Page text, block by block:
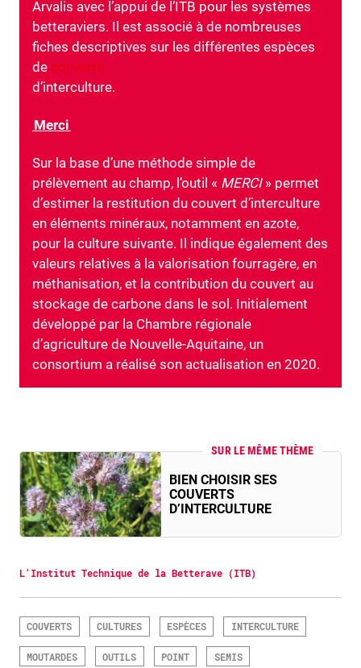
Arvalis avec l’appui de l’ITB pour les systèmes
betteraviers. Il est associé à de nombreuses
fiches descriptives sur les différentes espèces
de couverts
d’interculture.
Merci
Sur la base d’une méthode simple de
prélèvement au champ, l’outil « MERCI» permet
d’estimer la restitution du couvert d’interculture
en éléments minéraux, notamment en azote,
pour la culture suivante. Il indique également des
valeurs relatives à la valorisation fourragère, en
méthanisation, et la contribution du couvert au
stockage de carbone dans le sol. Initialement
développé par la Chambre régionale
d’agriculture de Nouvelle-Aquitaine, un
consortium a réalisé son actualisation en 2020.
SUR LE MÊME THÈME
BIEN CHOISIR SES
COUVERTS
D’INTERCULTURE
L'Institut Technique de la Betterave (ITB)
COUVERTS CULTURES ESPÈCES INTERCULTURE
MOUTARDES OUTILS POINT SEMIS